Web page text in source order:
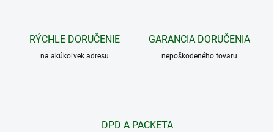
RÝCHLE DORUČENIE
na akúkoľvek adresu
GARANCIA DORUČENIA
nepoškodeného tovaru
DPD A PACKETA